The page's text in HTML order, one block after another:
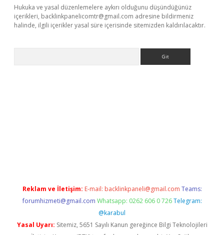
Hukuka ve yasal düzenlemelere aykırı olduğunu düşündüğünüz
içerikleri, backlinkpanelicomtr@gmail.com adresine bildirmeniz
halinde, ilgili içerikler yasal süre içerisinde sitemizden kaldırılacaktır.
Reklam ve İletişim: E-mail: backlinkpaneli@gmail.com Teams:
forumhizmeti@gmail.com Whatsapp: 0262 606 0 726 Telegram:
@karabul
Yasal Uyarı: Sitemiz, 5651 Sayılı Kanun gereğince Bilgi Teknolojileri